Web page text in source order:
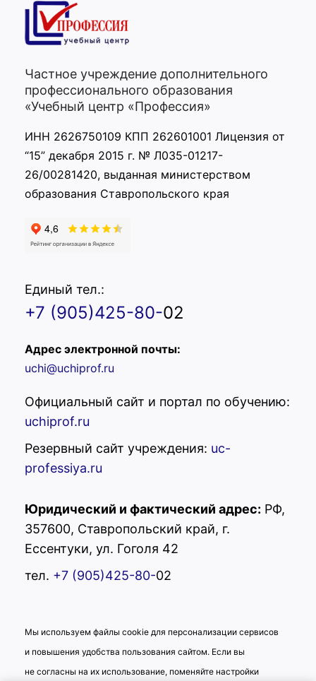
Частное учреждение дополнительного
профессионального образования
«Учебный центр «Профессия»
ИНН 2626750109 КПП 262601001 Лицензия от
“15” декабря 2015 г. № Л035-01217-
26/00281420, выданная министерством
образования Ставропольского края
Единый тел.:
+7 (905)425-80-02
Адрес электронной почты:
uchi@uchiprof.ru
Официальный сайт и портал по обучению:
uchiprof.ru
Резервный сайт учреждения: uc-
professiya.ru
Юридический и фактический адрес: РФ,
357600, Ставропольский край, г.
Ессентуки, ул. Гоголя 42
тел. +7 (905)425-80-02
Мы используем файлы cookie для персонализации сервисов
и повышения удобства пользования сайтом. Если вы
не согласны на их использование, поменяйте настройки